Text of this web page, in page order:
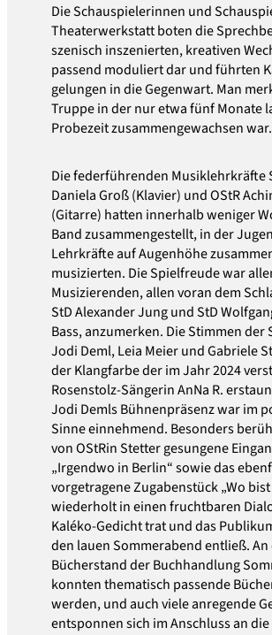
Die Schauspielerinnen und
Theaterwerkstatt boten die
szenisch inszenierten, kreativen
passend moduliert dar und führten
gelungen in die Gegenwart. Man
Truppe in der nur etwa fünf Monate
Probezeit zusammengewachsen war.
Die federführenden Musiklehrkräfte
Daniela Groß (Klavier) und OStR
(Gitarre) hatten innerhalb weniger
Band zusammengestellt, in der
Lehrkräfte auf Augenhöhe
musizierten. Die Spielfreude war
Musizierenden, allen voran dem
StD Alexander Jung und StD
Bass, anzumerken. Die Stimmen der
Jodi Deml, Leia Meier und Gabriele
der Klangfarbe der im Jahr 2024
Rosenstolz-Sängerin AnNa R.
Jodi Demls Bühnenpräsenz war im
Sinne einnehmend. Besonders
von OStRin Stetter gesungene
„Irgendwo in Berlin“ sowie das
vorgetragene Zugabenstück „Wo
wiederholt in einen fruchtbaren
Kaléko-Gedicht trat und das
den lauen Sommerabend entließ. An
Bücherstand der Buchhandlung
konnten thematisch passende
werden, und auch viele anregende
entsponnen sich im Anschluss an